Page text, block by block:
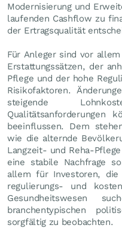
Modernisierung und
laufenden Cashflow zu
der Ertragsqualität
Für Anleger sind vor
Erstattungssätzen, der
Pflege und der hohe
Risikofaktoren.
steigende
Qualitätsanforderungen
beeinflussen. Dem
wie die alternde
Langzeit- und Reha-
eine stabile Nachfrage
allem für Investoren, die
regulierungs- und
Gesundheitswesen
branchentypischen
sorgfältig zu beobachten.